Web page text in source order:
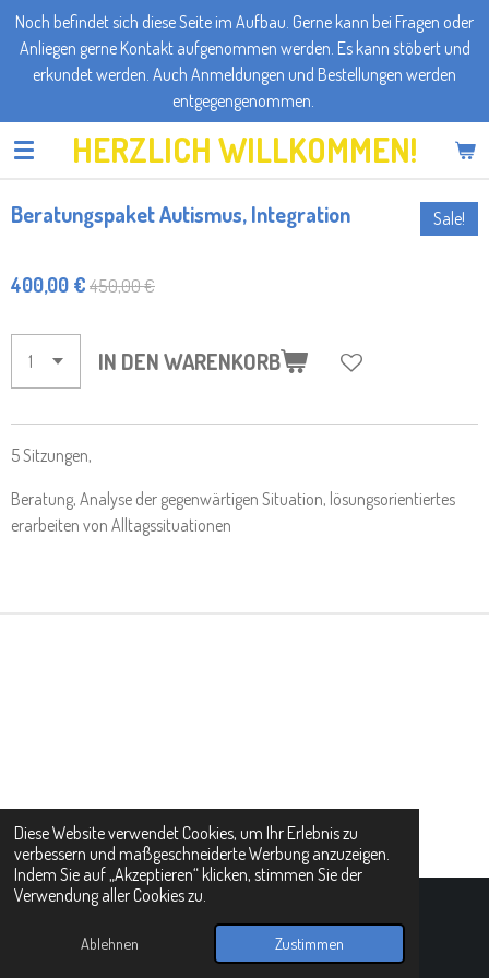
Diese Website verwendet Cookies, um Ihr Erlebnis zu
verbessern und maßgeschneiderte Werbung anzuzeigen.
Indem Sie auf „Akzeptieren“ klicken, stimmen Sie der
Verwendung aller Cookies zu.
Ablehnen Zustimmen
Zum
Hauptinhalt
springen
HERZLICH WILLKOMMEN!
Noch befindet sich diese Seite im Aufbau. Gerne kann bei Fragen oder
Anliegen gerne Kontakt aufgenommen werden. Es kann stöbert und
erkundet werden. Auch Anmeldungen und Bestellungen werden
entgegengenommen.
Beratungspaket Autismus, Integration Sale!
400,00 €450,00 €
IN DEN WARENKORB
5 Sitzungen,
Beratung, Analyse der gegenwärtigen Situation, lösungsorientiertes
erarbeiten von Alltagssituationen
Mit Unterstützung vonWebador